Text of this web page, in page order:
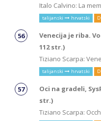
Italo Calvino: La
talijanski hrvatski
Venecija je riba.
112 str.)
Tiziano Scarpa:
talijanski hrvatski
Oci na gradeli,
str.)
Tiziano Scarpa: